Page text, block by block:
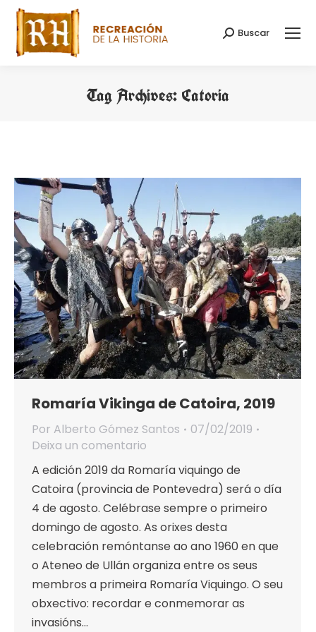
Search:
Buscar
Tag Archives: Catoria
Romaría Vikinga de Catoira, 2019
Por Alberto Gómez Santos
07/02/2019
Deixa un comentario
A edición 2019 da Romaría viquingo de
Catoira (provincia de Pontevedra) será o día
4 de agosto. Celébrase sempre o primeiro
domingo de agosto. As orixes desta
celebración remóntanse ao ano 1960 en que
o Ateneo de Ullán organiza entre os seus
membros a primeira Romaría Viquingo. O seu
obxectivo: recordar e conmemorar as
invasións…